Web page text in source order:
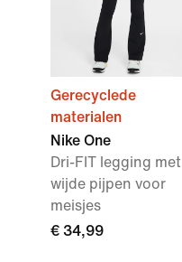
Gerecyclede
materialen
Nike One
Dri-FIT legging met
wijde pijpen voor
meisjes
€ 34,99